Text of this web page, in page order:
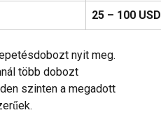
25 – 100 USD
nyit meg.
több dobozt
szinten a megadott